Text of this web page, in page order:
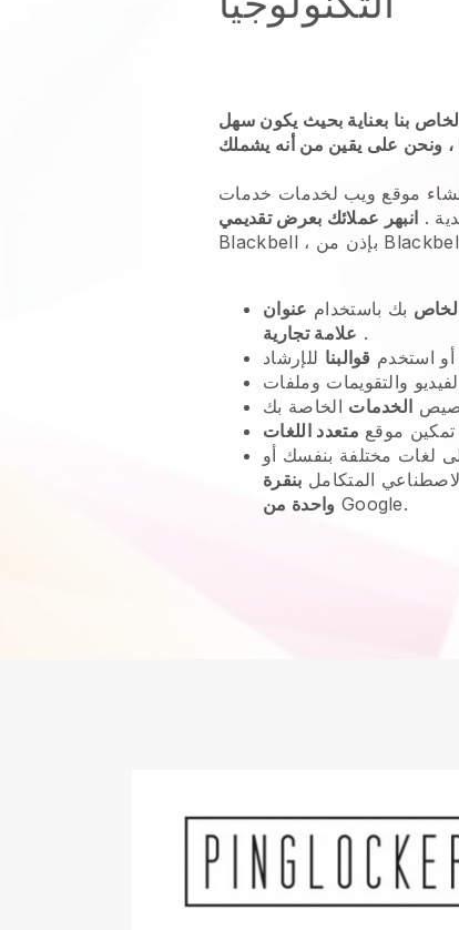
بنا بعناية بحيث يكون سهل
موقع ويب لخدمات خدمات
. انبهر عملائك بعرض تقديمي
Blackbell
بك باستخدام
علامة تجارية .
أو استخدم قوالبنا
الخدمات
تمكين موقع متعدد اللغات
لغات مختلفة بنفسك أو
المتكامل بنقرة
واحدة من Google.